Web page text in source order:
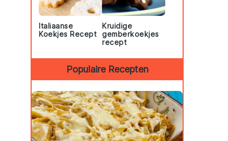
Italiaanse
Koekjes Recept
Kruidige
gemberkoekjes
recept
Populaire Recepten